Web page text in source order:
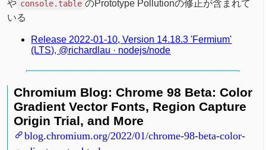
や console.table のPrototype Pollutionの修正が含まれて
いる
Release 2022-01-10, Version 14.18.3 'Fermium'
(LTS), @richardlau · nodejs/node
Chromium Blog: Chrome 98 Beta: Color
Gradient Vector Fonts, Region Capture
Origin Trial, and More
blog.chromium.org/2022/01/chrome-98-beta-color-